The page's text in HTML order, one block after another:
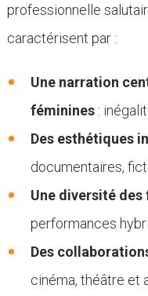
professionnelle
caractérisent par :
Une narration
féminines:
Des esthétiques
documentaires,
Une diversité
performances
Des
cinéma, théâtre et